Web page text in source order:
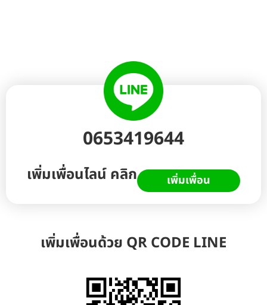
0653419644
เพิ่มเพื่อนไลน์ คลิก เพิ่มเพื่อน
เพิ่มเพื่อนด้วย QR CODE LINE